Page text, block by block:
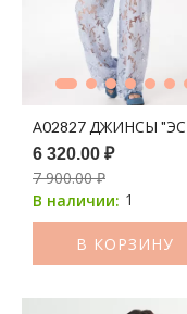
А02827 ДЖИНСЫ
6 320.00 ₽
7 900.00 ₽
В наличии: 1
В КОРЗИНУ